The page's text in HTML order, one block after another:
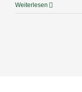
Weiterlesen